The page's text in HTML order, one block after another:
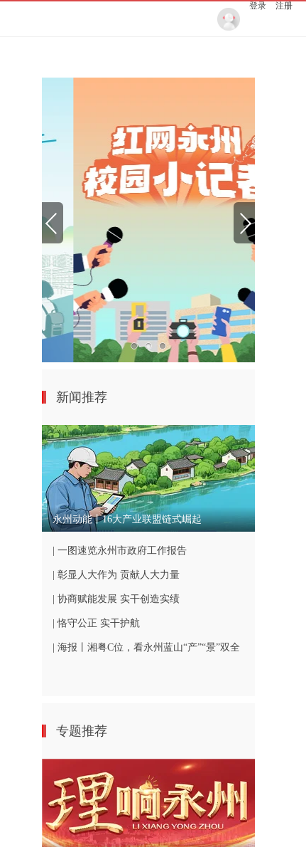
登录 注册
新闻推荐
永州动能丨16大产业联盟链式崛起
| 一图速览永州市政府工作报告
| 彰显人大作为 贡献人大力量
| 协商赋能发展 实干创造实绩
| 恪守公正 实干护航
| 海报丨湘粤C位，看永州蓝山“产”“景”双全
专题推荐